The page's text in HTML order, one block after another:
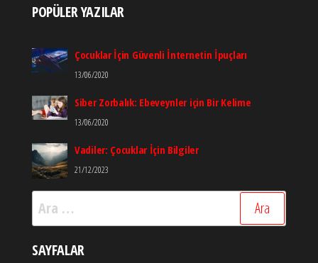
POPÜLER YAZILAR
Çocuklar İçin Güvenli İnternetin İpuçları
13/06/2020
Siber Zorbalık: Ebeveynler için Bir Kelime
13/06/2020
Vadiler: Çocuklar İçin Bilgiler
21/12/2023
Arama:
SAYFALAR